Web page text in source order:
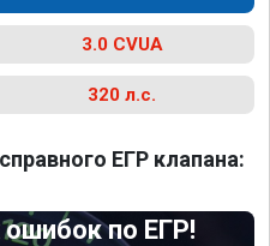
3.0 CVUA
320 л.с.
ЕГР клапана:
ошибок по ЕГР!